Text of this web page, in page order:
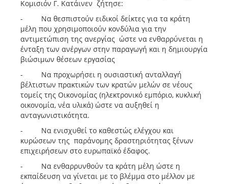
Κομισιόν Γ. Κατάινεν ζήτησε:
- Να θεσπιστούν ειδικοί δείκτες για τα κράτη
μέλη που χρησιμοποιούν κονδύλια για την
αντιμετώπιση της ανεργίας ώστε να ενθαρρύνεται η
ένταξη των ανέργων στην παραγωγή και η δημιουργία
βιώσιμων θέσεων εργασίας
- Να προχωρήσει η ουσιαστική ανταλλαγή
βέλτιστων πρακτικών των κρατών μελών σε νέους
τομείς της Οικονομίας (ηλεκτρονικό εμπόριο, κυκλική
οικονομία, νέα υλικά) ώστε να αυξηθεί η
ανταγωνιστικότητα.
- Να ενισχυθεί το καθεστώς ελέγχου και
κυρώσεων της παράνομης δραστηριότητας ξένων
επιχειρήσεων στο ευρωπαϊκό έδαφος.
- Να ενθαρρυνθούν τα κράτη μέλη ώστε η
εκπαίδευση να γίνεται με το βλέμμα στο μέλλον με